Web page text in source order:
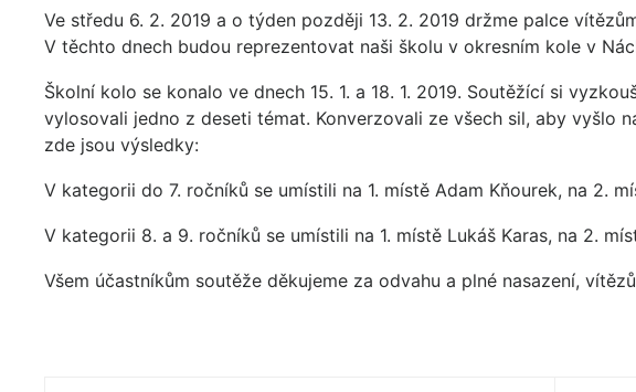
Ve středu 6. 2. 2019 a o týden později 13. 2. 2019 držme palce
V těchto dnech budou reprezentovat naši školu v okresním kole v
Školní kolo se konalo ve dnech 15. 1. a 18. 1. 2019. Soutěžící si
vylosovali jedno z deseti témat. Konverzovali ze všech sil, aby vyšlo
zde jsou výsledky:
V kategorii do 7. ročníků se umístili na 1. místě Adam Kňourek, na 2.
V kategorii 8. a 9. ročníků se umístili na 1. místě Lukáš Karas, na 2.
Všem účastníkům soutěže děkujeme za odvahu a plné nasazení,